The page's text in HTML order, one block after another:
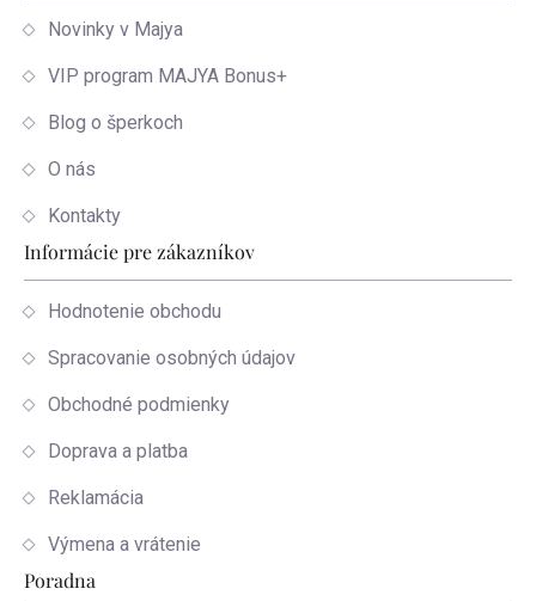
Novinky v Majya
VIP program MAJYA Bonus+
Blog o šperkoch
O nás
Kontakty
Informácie pre zákazníkov
Hodnotenie obchodu
Spracovanie osobných údajov
Obchodné podmienky
Doprava a platba
Reklamácia
Výmena a vrátenie
Poradna